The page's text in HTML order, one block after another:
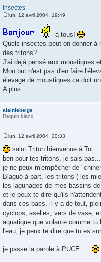
Insectes
s
a
e
lun. 12 avril 2004, 19:49
à tous!
Quels insectes peut on donner
des tritons?
J'ai dejà pensé aux moustiques
Mon but n'est pas d'en faire
élevage de moustiques ca doit
A plus.
alainlebelge
Requin blanc
e
s
s
g
e
lun. 12 avril 2004, 20:33
salut Triton bienvenue à Toi
ben pour tes tritons, je sais
je ne peux m'empêcher de
Blague à part, les tritons ( les
les lagunages de mes bassins
et je peux te dire qu'ils
dans ces bacs, il y a de tout,
cyclops, aselles, vers de vase,
aquatique que volante comme
l'eau, je peux te dire que tu es
je passe la parole à PUCE.....